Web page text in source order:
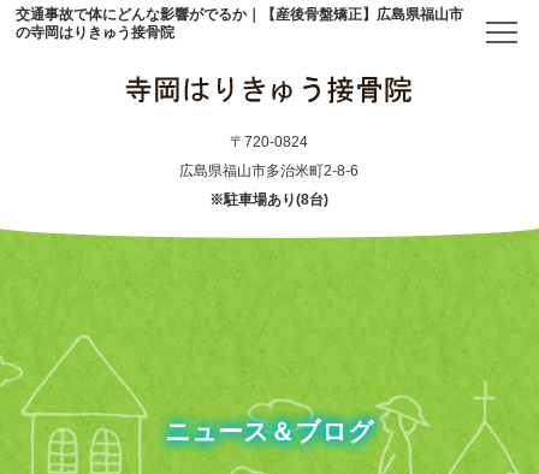
交通事故で体にどんな影響がでるか｜【産後骨盤矯正】広島県福山市
の寺岡はりきゅう接骨院
〒720-0824
広島県福山市多治米町2-8-6
※駐車場あり(8台)
初めての方へ
アクセス
メニュー・料金表
ニュース＆ブログ